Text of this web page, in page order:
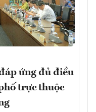
ứng đủ điều
trực thuộc